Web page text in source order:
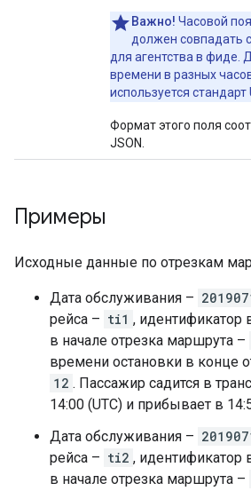
Важно! Часовой
должен совпадать
для агентства в фиде.
времени в разных
используется стандарт
Формат этого поля
JSON.
Примеры
Исходные данные по отрезкам
Дата обслуживания –
рейса – ti1 , идентификатор
в начале отрезка маршрута –
времени остановки в конце
12 . Пассажир садится в
14:00 (UTC) и прибывает в
Дата обслуживания –
рейса – ti2 , идентификатор
в начале отрезка маршрута –